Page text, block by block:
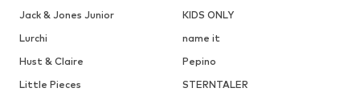
Jack & Jones Junior
KIDS ONLY
Lurchi
name it
Hust & Claire
Pepino
Little Pieces
STERNTALER